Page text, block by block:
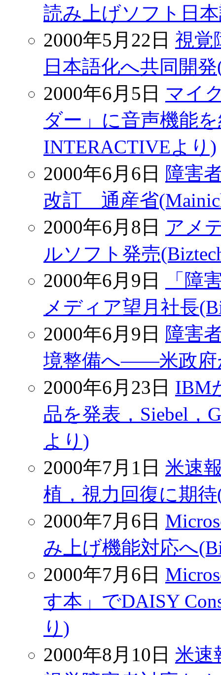
読み上げソフト日
2000年5月22日 視
日本語化へ共同開
2000年6月5日 マイ
ダー」に音声機能
INTERACTIVEより)
2000年6月6日 障害
改訂 通産省
2000年6月8日 アメ
ルソフト発売
2000年6月9日
「障
メディア望月社長
2000年6月9日 障害
境整備へ――米政府
2000年6月23日 IBM
品を発表，Siebel，
より)
2000年7月1日 米速
植，視力回復に期
2000年7月6日
み上げ機能対応へ
2000年7月6日
す本」でDAISY
り)
2000年8月10日 米速